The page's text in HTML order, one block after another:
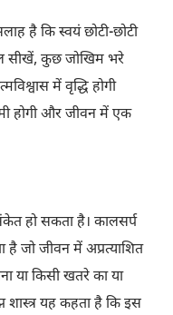
है किस्वयं छोटी-छोटी
सीखें, कुछ जोखिम भरे
में वृद्धि होगी
होगी और जीवन में एक
हो सकता है। कालसर्प
है जो जीवन में अप्रत्याशित
या किसी खतरे का या
शास्त्र यह कहता है कि इस